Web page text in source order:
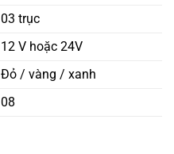
03 trục
12 V hoặc 24V
Đỏ / vàng / xanh
08